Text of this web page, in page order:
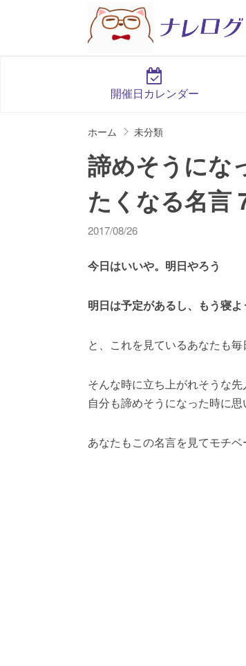
開催日カレンダー
ホーム 未分類
諦めそうにな
たくなる名言
2017/08/26
今日はいいや。明日やろう
明日は予定があるし、もう寝よ
と、これを見ているあなたも
そんな時に立ち上がれそうな先
自分も諦めそうになった時に
あなたもこの名言を見てモチ